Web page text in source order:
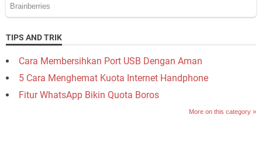
TIPS AND TRIK
Cara Membersihkan Port USB Dengan Aman
5 Cara Menghemat Kuota Internet Handphone
Fitur WhatsApp Bikin Quota Boros
More on this category »